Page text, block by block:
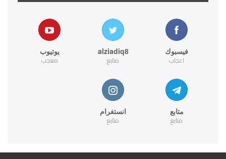
فيسبوك
اعجاب
alziadiq8
متابع
يوتيوب
معجب
متابع
متابع
انستغرام
متابع